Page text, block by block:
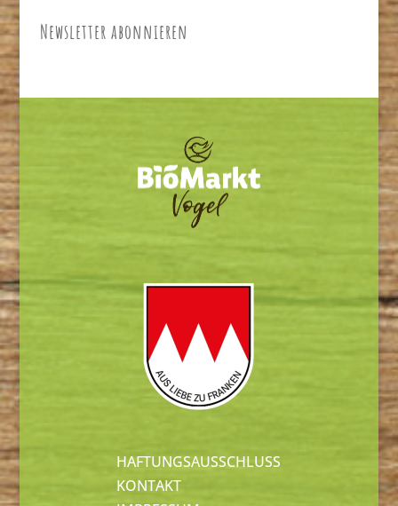
Newsletter abonnieren
HAFTUNGSAUSSCHLUSS
KONTAKT